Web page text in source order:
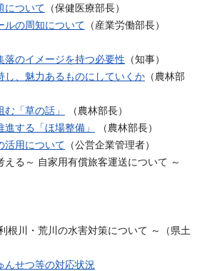
について （保健医療部長）
ルの周知について （産業労働部長）
落のイメージを持つ必要性 （知事）
し、魅力あるものにしていくか （農林部
「草の話」
（農林部長）
する「ほ場整備」
（農林部長）
活用について （公営企業管理者）
る～ 自家用有償旅客運送について ～
川・荒川の水害対策について ～（県土
んせつ等の対応状況